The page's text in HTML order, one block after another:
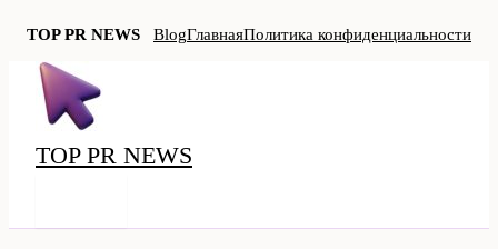
TOP PR NEWS BlogГлавнаяПолитика конфиденциальности
Перейти
содержимому
TOP PR NEWS